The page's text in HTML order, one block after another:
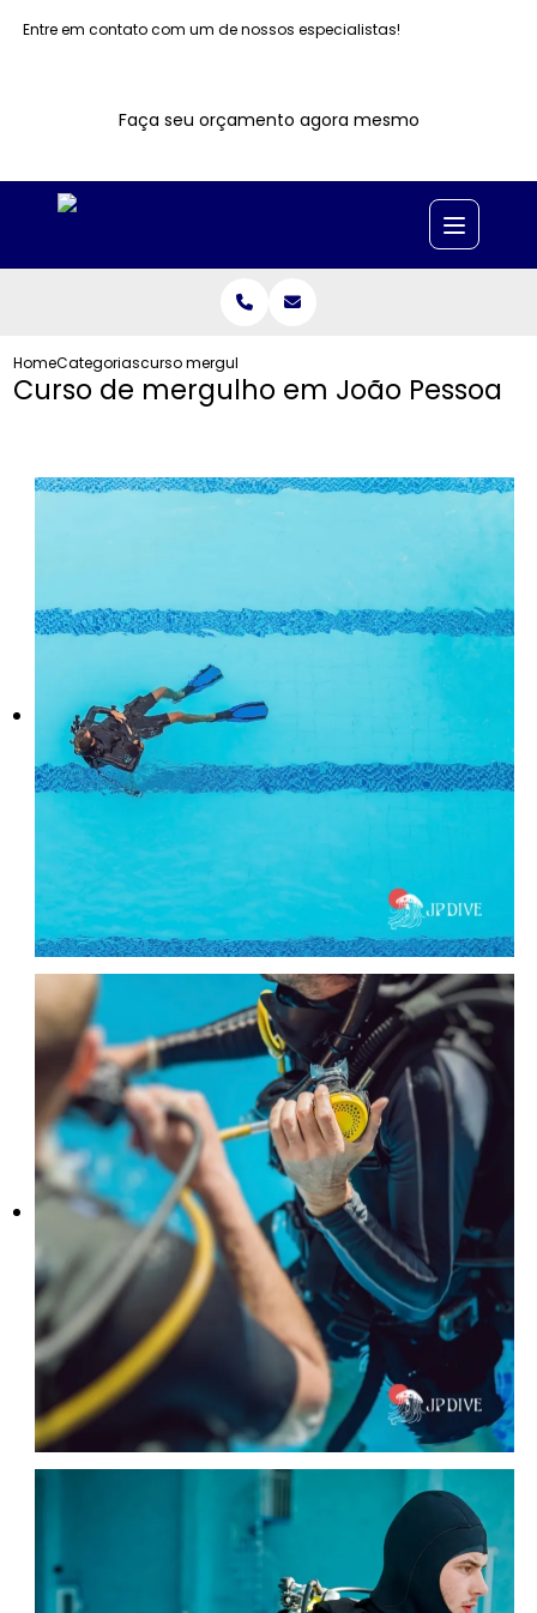
Entre em contato com um de nossos especialistas!
Faça seu orçamento agora mesmo
HomeCategoriascurso mergulho joao pessoa
Curso de mergulho em João Pessoa